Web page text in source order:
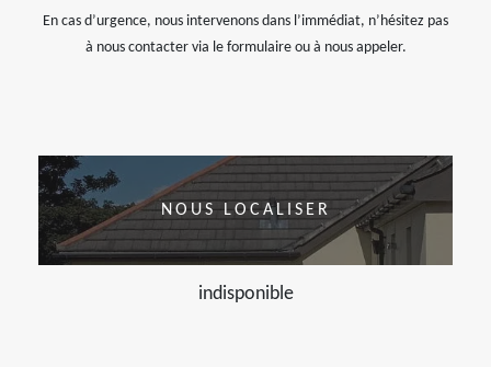
En cas d’urgence, nous intervenons dans l’immédiat, n’hésitez pas
à nous contacter via le formulaire ou à nous appeler.
NOUS LOCALISER
indisponible